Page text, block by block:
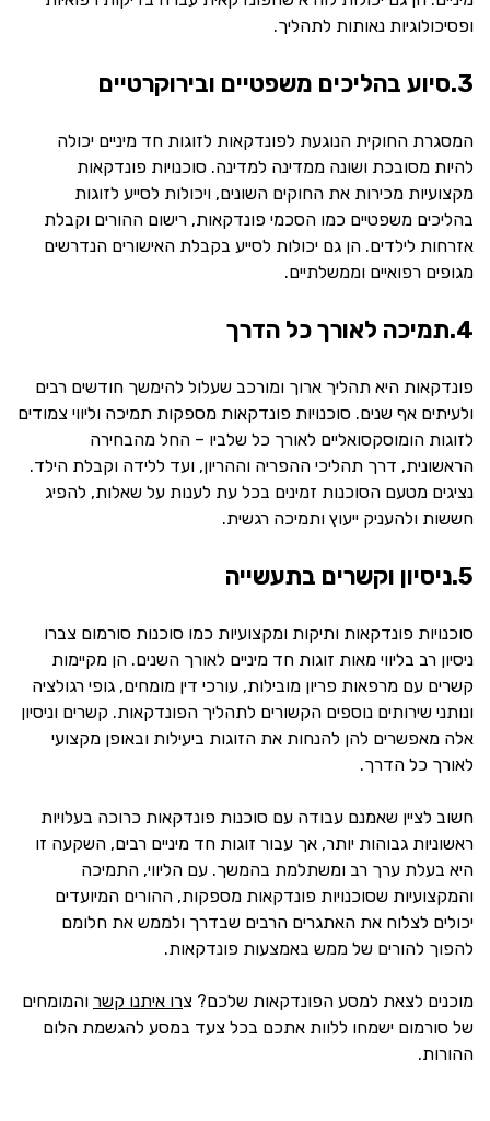
ופסיכולוגיות נאותות לתהליך.
3.סיוע בהליכים משפטיים ובירוקרטיים
המסגרת החוקית הנוגעת לפונדקאות לזוגות חד מיניים יכולה
להיות מסובכת ושונה ממדינה למדינה. סוכנויות פונדקאות
מקצועיות מכירות את החוקים השונים, ויכולות לסייע לזוגות
בהליכים משפטיים כמו הסכמי פונדקאות, רישום ההורים וקבלת
אזרחות לילדים. הן גם יכולות לסייע בקבלת האישורים הנדרשים
מגופים רפואיים וממשלתיים.
4.תמיכה לאורך כל הדרך
פונדקאות היא תהליך ארוך ומורכב שעלול להימשך חודשים רבים
ולעיתים אף שנים. סוכנויות פונדקאות מספקות תמיכה וליווי צמודים
לזוגות הומוסקסואליים לאורך כל שלביו – החל מהבחירה
הראשונית, דרך תהליכי ההפריה וההריון, ועד ללידה וקבלת הילד.
נציגים מטעם הסוכנות זמינים בכל עת לענות על שאלות, להפיג
חששות ולהעניק ייעוץ ותמיכה רגשית.
5.ניסיון וקשרים בתעשייה
סוכנויות פונדקאות ותיקות ומקצועיות כמו סוכנות סורמום צברו
ניסיון רב בליווי מאות זוגות חד מיניים לאורך השנים. הן מקיימות
קשרים עם מרפאות פריון מובילות, עורכי דין מומחים, גופי רגולציה
ונותני שירותים נוספים הקשורים לתהליך הפונדקאות. קשרים וניסיון
אלה מאפשרים להן להנחות את הזוגות ביעילות ובאופן מקצועי
לאורך כל הדרך.
חשוב לציין שאמנם עבודה עם סוכנות פונדקאות כרוכה בעלויות
ראשוניות גבוהות יותר, אך עבור זוגות חד מיניים רבים, השקעה זו
היא בעלת ערך רב ומשתלמת בהמשך. עם הליווי, התמיכה
והמקצועיות שסוכנויות פונדקאות מספקות, ההורים המיועדים
יכולים לצלוח את האתגרים הרבים שבדרך ולממש את חלומם
להפוך להורים של ממש באמצעות פונדקאות.
מוכנים לצאת למסע הפונדקאות שלכם? צרו איתנו קשר והמומחים
של סורמום ישמחו ללוות אתכם בכל צעד במסע להגשמת הלום
ההורות.